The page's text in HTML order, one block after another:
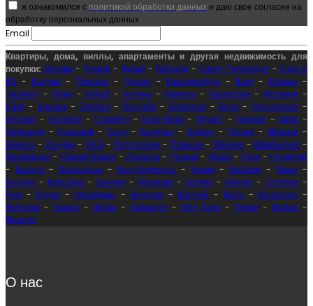
я ознакомился с политикой обработки данных и даю свое согласие на
обработку персональных данных
Email
Квартиры, дома, виллы, апартаменты и другая недвижимость для
покупки: Москва-Турция - Дубай -Тайланд - Санкт-Петербург-Сочи и
Юг - Батуми -Тбилиси - Грузия - Екатеринбург- Баку- Ереван -
Ташкент - Перу- Китай - Астана-Алматы - Казахстан - Испания -
США - Бишкек-Сербия - Паттайя - Болгария - Бали - Черногория -
Италия -Анталья -Стамбул - Нью-Йорк- Пхукет-Алания - Кипр -
Германия - Кишинев -Сеул - Белград - Египет- Париж- Мерсин -
Европа - Лондон -ОАЭ - Португалия - Польша - Япония - Швейцария -
Финляндия - Южная Корея - Израиль- Греция - Прага- Куба - Норвегия
- Канада- Барселона -Лос-Анджелес - Чехия - Майами -Токио -
Берлин - Варшава- Бангкок- Франция -Латвия -Англия -Эстония -
Рим - Будва- Мальдивы - Венгрия - Шанхай - Вена - Валенсия -
Вьетнам - Чикаго - Литва - Аликанте - Абу-Даби - Пекин - Милан -
Мадрид
О нас